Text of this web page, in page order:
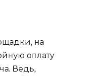
на
оплату
Ведь,